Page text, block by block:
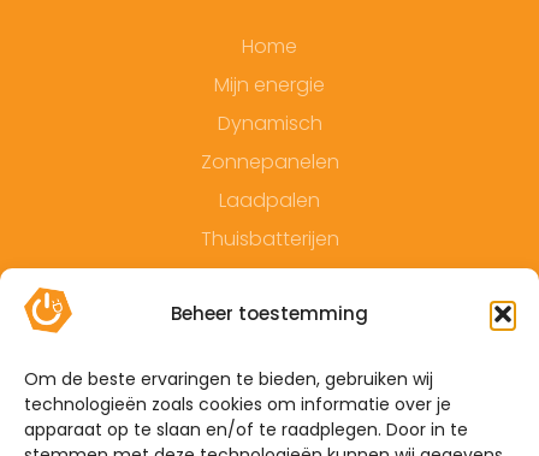
Beheer toestemming
Om de beste ervaringen te bieden, gebruiken wij
technologieën zoals cookies om informatie over je
apparaat op te slaan en/of te raadplegen. Door in te
Home
Mijn energie
Dynamisch
Zonnepanelen
Laadpalen
Thuisbatterijen
Contact
Algemene voorwaarden
Privacyverklaring